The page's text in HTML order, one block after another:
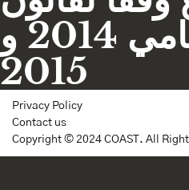
الفاتكا لعامي 2014 و
2015
Privacy Policy
Contact us
Copyright © 2024 COAST. All